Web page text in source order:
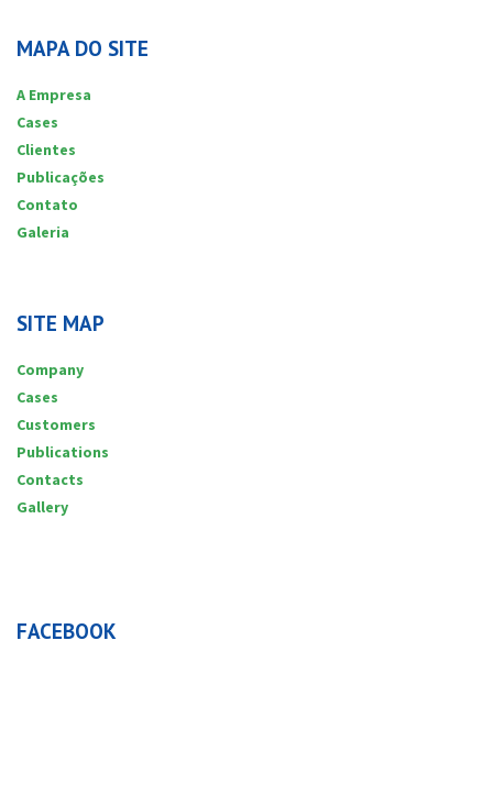
MAPA DO SITE
A Empresa
Cases
Clientes
Publicações
Contato
Galeria
SITE MAP
Company
Cases
Customers
Publications
Contacts
Gallery
FACEBOOK